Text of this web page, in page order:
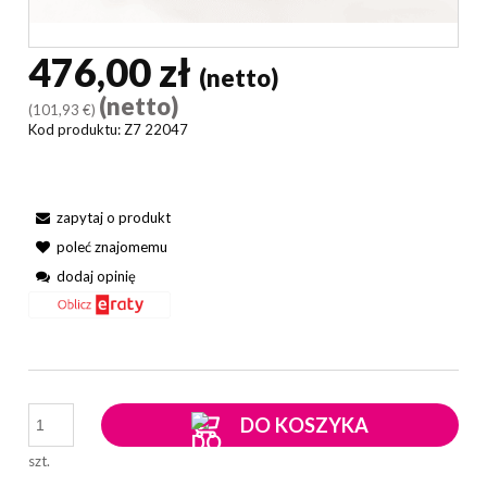
476,00 zł (netto)
(101,93 €) (netto)
Kod produktu: Z7 22047
zapytaj o produkt
poleć znajomemu
dodaj opinię
szt.
DO KOSZYKA